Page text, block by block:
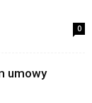
0
umowy